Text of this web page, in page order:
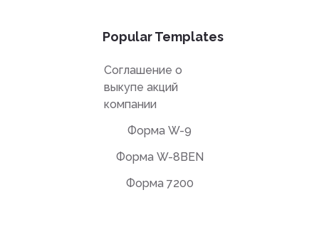
Popular Templates
Соглашение о
выкупе акций
компании
Форма W-9
Форма W-8BEN
Форма 7200